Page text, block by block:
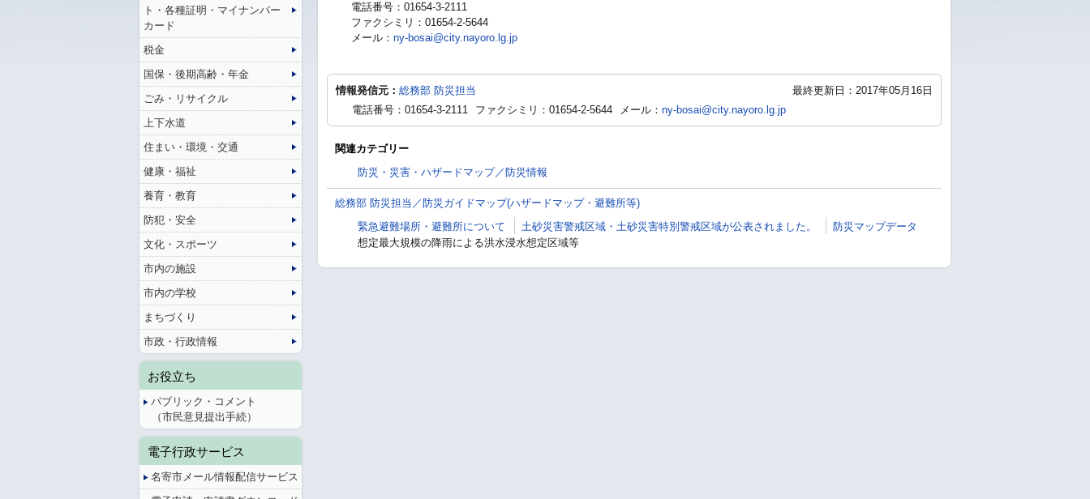
電話番号：01654-3-2111
ファクシミリ：01654-2-5644
メール： ny-bosai@city.nayoro.lg.jp
最終更新日：2017年05月16日
情報発信元： 総務部 防災担当
電話番号：01654-3-2111
ファクシミリ：01654-2-5644 メール： ny-bosai@city.nayoro.lg.jp
関連カテゴリー
防災・災害・ハザードマップ／防災情報
総務部 防災担当／防災ガイドマップ(ハザードマップ・避難所等)
緊急避難場所・避難所について
土砂災害警戒区域・土砂災害特別警戒区域が公表されました。
防災マップデータ
想定最大規模の降雨による洪水浸水想定区域等
ト・各種証明・マイナンバー
カード
税金
国保・後期高齢・年金
ごみ・リサイクル
上下水道
住まい・環境・交通
健康・福祉
養育・教育
防犯・安全
文化・スポーツ
市内の施設
市内の学校
まちづくり
市政・行政情報
お役立ち
パブリック・コメント
（市民意見提出手続）
電子行政サービス
名寄市メール情報配信サービス